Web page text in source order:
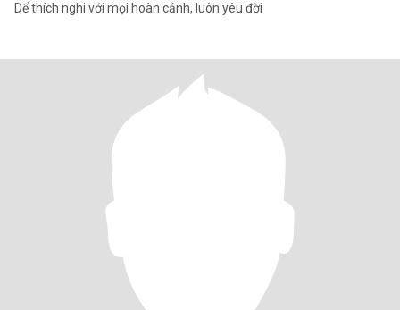
Dể thích nghi với mọi hoàn cảnh, luôn yêu đời